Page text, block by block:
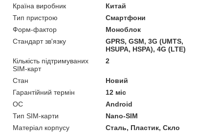
Країна виробник
Китай
Тип пристрою
Смартфони
Форм-фактор
Моноблок
Стандарт зв'язку
GPRS, GSM, 3G (UMTS,
HSUPA, HSPA), 4G (LTE)
Кількість підтримуваних
SIM-карт
2
Стан
Новий
Гарантійний термін
12 міс
ОС
Android
Тип SIM-карти
Nano-SIM
Матеріал корпусу
Сталь, Пластик, Скло